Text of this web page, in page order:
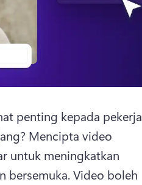
penting kepada pekerja
Mencipta video
untuk meningkatkan
bersemuka. Video boleh